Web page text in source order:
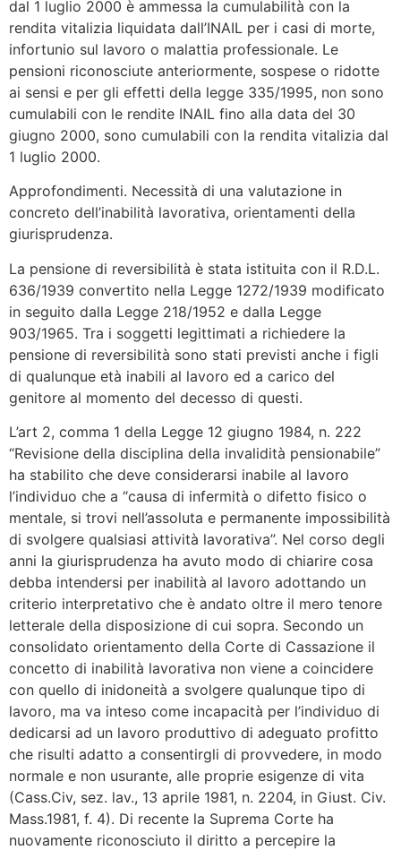
dal 1 luglio 2000 è ammessa la cumulabilità con la
rendita vitalizia liquidata dall’INAIL per i casi di morte,
infortunio sul lavoro o malattia professionale. Le
pensioni riconosciute anteriormente, sospese o ridotte
ai sensi e per gli effetti della legge 335/1995, non sono
cumulabili con le rendite INAIL fino alla data del 30
giugno 2000, sono cumulabili con la rendita vitalizia dal
1 luglio 2000.
Approfondimenti. Necessità di una valutazione in
concreto dell’inabilità lavorativa, orientamenti della
giurisprudenza.
La pensione di reversibilità è stata istituita con il R.D.L.
636/1939 convertito nella Legge 1272/1939 modificato
in seguito dalla Legge 218/1952 e dalla Legge
903/1965. Tra i soggetti legittimati a richiedere la
pensione di reversibilità sono stati previsti anche i figli
di qualunque età inabili al lavoro ed a carico del
genitore al momento del decesso di questi.
L’art 2, comma 1 della Legge 12 giugno 1984, n. 222
“Revisione della disciplina della invalidità pensionabile”
ha stabilito che deve considerarsi inabile al lavoro
l’individuo che a “causa di infermità o difetto fisico o
mentale, si trovi nell’assoluta e permanente impossibilità
di svolgere qualsiasi attività lavorativa”. Nel corso degli
anni la giurisprudenza ha avuto modo di chiarire cosa
debba intendersi per inabilità al lavoro adottando un
criterio interpretativo che è andato oltre il mero tenore
letterale della disposizione di cui sopra. Secondo un
consolidato orientamento della Corte di Cassazione il
concetto di inabilità lavorativa non viene a coincidere
con quello di inidoneità a svolgere qualunque tipo di
lavoro, ma va inteso come incapacità per l’individuo di
dedicarsi ad un lavoro produttivo di adeguato profitto
che risulti adatto a consentirgli di provvedere, in modo
normale e non usurante, alle proprie esigenze di vita
(Cass.Civ, sez. lav., 13 aprile 1981, n. 2204, in Giust. Civ.
Mass.1981, f. 4). Di recente la Suprema Corte ha
nuovamente riconosciuto il diritto a percepire la